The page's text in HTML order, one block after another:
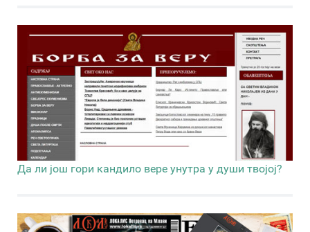
Да ли још гори кандило вере унутра у души твојој?